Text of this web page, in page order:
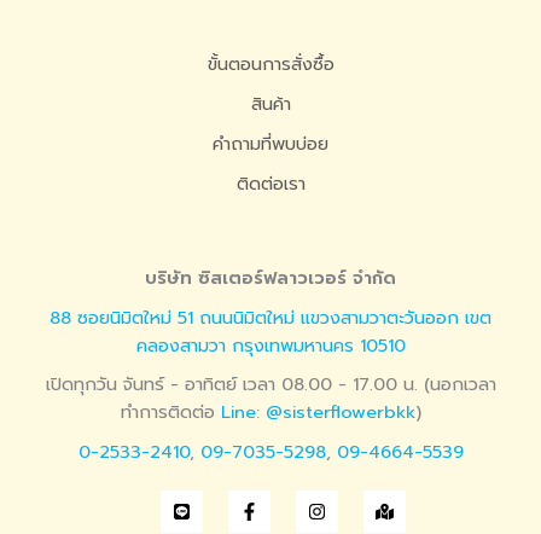
ขั้นตอนการสั่งซื้อ
สินค้า
คำถามที่พบบ่อย
ติดต่อเรา
บริษัท ซิสเตอร์ฟลาวเวอร์ จำกัด
88 ซอยนิมิตใหม่ 51 ถนนนิมิตใหม่ แขวงสามวาตะวันออก เขต
คลองสามวา กรุงเทพมหานคร 10510
เปิดทุกวัน จันทร์ - อาทิตย์ เวลา 08.00 - 17.00 น. (นอกเวลา
ทำการติดต่อ Line: @sisterflowerbkk)
0-2533-2410, 09-7035-5298, 09-4664-5539